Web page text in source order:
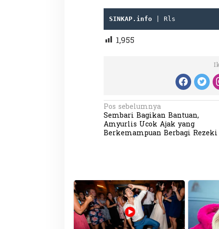
SINKAP.info | Rls
1,955
N
a
v
a
s
i
p
Pos sebelumnya
Sembari Bagikan Bantuan,
Amyurlis Ucok Ajak yang
Berkemampuan Berbagi Rezeki
Utah: Pelaku
Masih Buron
Di GLOBAL, SOROTAN